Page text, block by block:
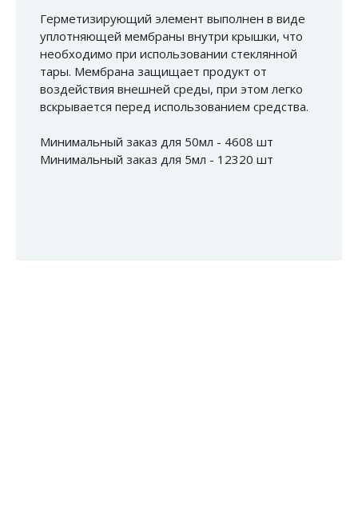
Герметизирующий элемент выполнен в виде
уплотняющей мембраны внутри крышки, что
необходимо при использовании стеклянной
тары. Мембрана защищает продукт от
воздействия внешней среды, при этом легко
вскрывается перед использованием средства.
Минимальный заказ для 50мл - 4608 шт
Минимальный заказ для 5мл - 12320 шт